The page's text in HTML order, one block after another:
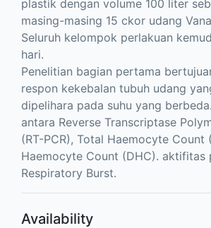
plastik dengan volume 100 liter
masing-masing 15 ckor udang
Seluruh kelompok perlakuan
hari.
Penelitian bagian pertama
respon kekebalan tubuh udang
dipelihara pada suhu yang
antara Reverse Transcriptase
(RT-PCR), Total Haemocyte Count
Haemocyte Count (DHC).
Respiratory Burst.
Availability